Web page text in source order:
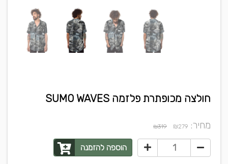
חולצה מכופתרת פלזמה SUMO WAVES
מחיר: ₪279
₪319
הוספה להזמנה